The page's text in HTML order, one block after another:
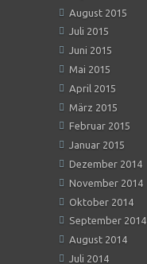
August 2015
Juli 2015
Juni 2015
Mai 2015
April 2015
März 2015
Februar 2015
Januar 2015
Dezember 2014
November 2014
Oktober 2014
September 2014
August 2014
Juli 2014